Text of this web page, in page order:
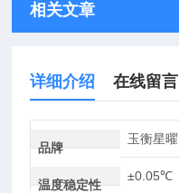
相关文章
详细介绍 在线留言
品牌
玉衡星曜
温度稳定性
±0.05℃